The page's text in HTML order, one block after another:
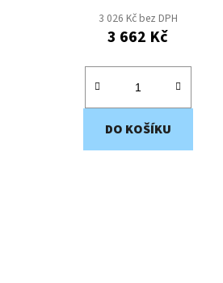
3 026 Kč bez DPH
3 662 Kč
DO KOŠÍKU